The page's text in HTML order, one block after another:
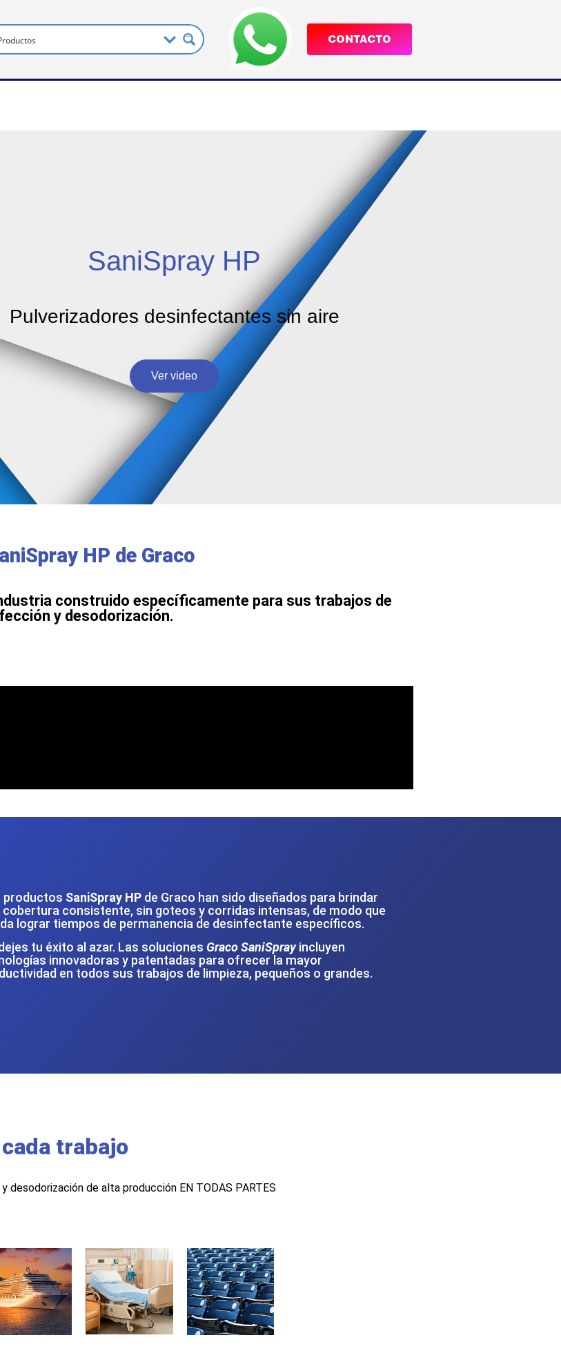
CONTACTO
SaniSpray HP
Pulverizadores desinfectantes sin aire
Ver video
HP de Graco
construido específicamente para sus trabajos de
y desodorización.
productos SaniSpray HPde Graco han sido diseñados para brindar
cobertura consistente, sin goteos y corridas intensas, de modo que
lograr tiempos de permanencia de desinfectante específicos.
tu éxito al azar. Las soluciones Graco SaniSprayincluyen
innovadoras y patentadas para ofrecer la mayor
en todos sus trabajos de limpieza, pequeños o grandes.
trabajo
de alta producción EN TODAS PARTES